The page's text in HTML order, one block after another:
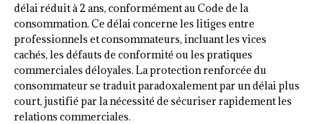
délai réduit à 2 ans, conformément au Code de la
consommation. Ce délai concerne les litiges entre
professionnels et consommateurs, incluant les vices
cachés, les défauts de conformité ou les pratiques
commerciales déloyales. La protection renforcée du
consommateur se traduit paradoxalement par un délai plus
court, justifié par la nécessité de sécuriser rapidement les
relations commerciales.